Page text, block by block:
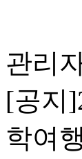
관리
[공지
학여